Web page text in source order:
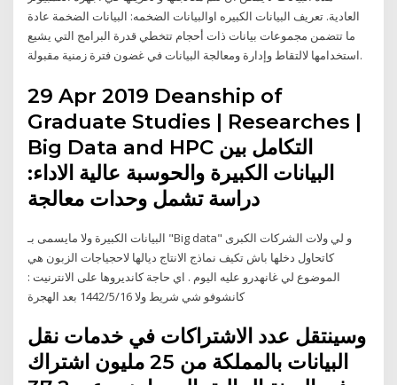
العادية. تعريف البيانات الكبيره اوالبيانات الضخمه: البيانات الضخمة عادة
ما تتضمن مجموعات بيانات ذات أحجام تتخطي قدرة البرامج التي يشيع
استخدامها لالتقاط وإدارة ومعالجة البيانات في غضون فترة زمنية مقبولة.
29 Apr 2019 Deanship of
Graduate Studies | Researches |
Big Data and HPC التكامل بين
البيانات الكبيرة والحوسبة عالية الاداء:
البيانات الكبيرة ولا مايسمى بـ "Big data" و لي ولات الشركات الكبرى
كاتحاول دخلها باش تكيف نماذج الانتاج ديالها لاحجياجات الزبون هي
الموضوع لي غانهدرو عليه اليوم . اي حاجة كانديروها على الانترنيت :
كانشوفو شي شريط ولا 16‏‏/5‏‏/1442 بعد الهجرة
وسينتقل عدد الاشتراكات في خدمات نقل
البيانات بالمملكة من 25 مليون اشتراك